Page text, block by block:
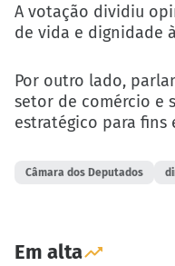
A votação dividiu
de vida e dignidade
Por outro lado,
setor de comércio e
estratégico para fins
Câmara dos Deputados
Em alta